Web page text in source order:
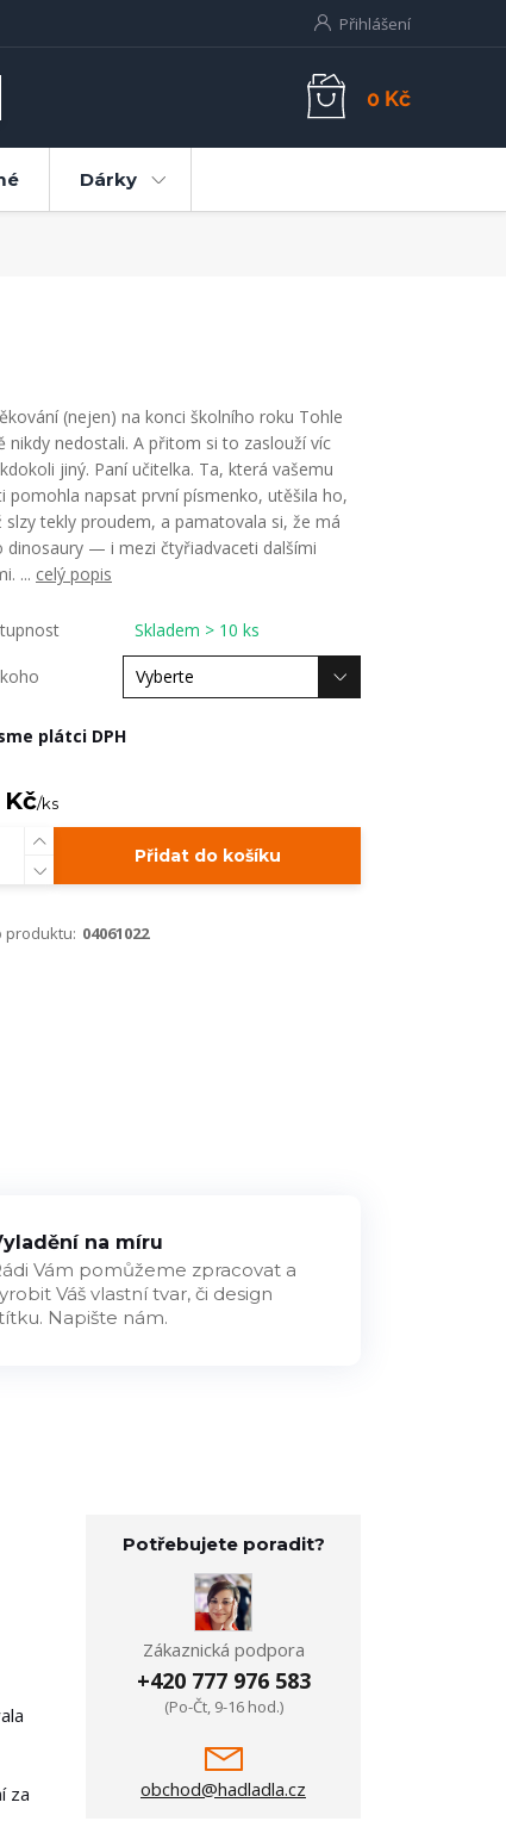
Přihlášení
0 Kč
Dárky
(nejen) na konci školního roku Tohle
nikdy nedostali. A přitom si to zaslouží víc
jiný. Paní učitelka. Ta, která vašemu
pomohla napsat první písmenko, utěšila ho,
slzy tekly proudem, a pamatovala si, že má
dinosaury — i mezi čtyřiadvaceti dalšími
... celý popis
Skladem > 10 ks
plátci DPH
Kč/ks
Přidat do košíku
produktu: 04061022
na míru
Vám pomůžeme zpracovat a
Váš vlastní tvar, či design
Napište nám.
za
Potřebujete poradit?
Zákaznická podpora
+420 777 976 583
(Po-Čt, 9-16 hod.)
obchod@hadladla.cz